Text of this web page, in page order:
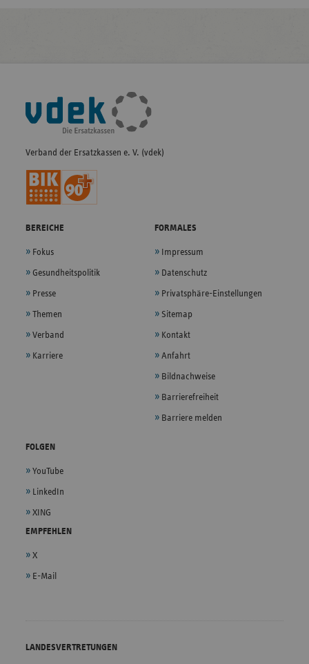
Fußleisten-
Navigation
Verband der Ersatzkassen e. V. (vdek)
BEREICHE
Fokus
Gesundheitspolitik
Presse
Themen
Verband
Karriere
FORMALES
Impressum
Datenschutz
Privatsphäre-Einstellungen
Sitemap
Kontakt
Anfahrt
Bildnachweise
Barrierefreiheit
Barriere melden
FOLGEN
YouTube
LinkedIn
XING
EMPFEHLEN
X
E-Mail
LANDESVERTRETUNGEN